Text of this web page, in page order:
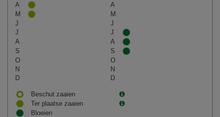
A
A
M
M
J
J
J
J
A
A
S
S
O
O
N
N
D
D
Beschut zaaien
Ter plaatse zaaien
Bloeien